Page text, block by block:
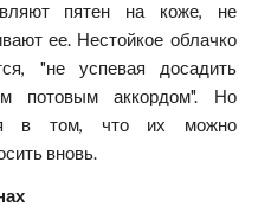
пятен на коже, не
ее. Нестойкое облачко
"не успевая досадить
потовым аккордом". Но
в том, что их можно
вновь.